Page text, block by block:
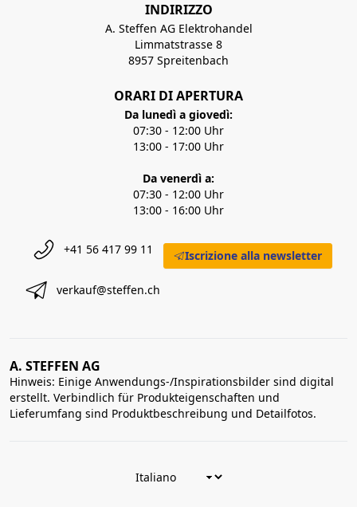
INDIRIZZO
A. Steffen AG Elektrohandel
Limmatstrasse 8
8957 Spreitenbach
ORARI DI APERTURA
Da lunedì a giovedì:
07:30 - 12:00 Uhr
13:00 - 17:00 Uhr
Da venerdì a:
07:30 - 12:00 Uhr
13:00 - 16:00 Uhr
+41 56 417 99 11
verkauf@steffen.ch
Iscrizione alla newsletter
A. STEFFEN AG
Hinweis: Einige Anwendungs-/Inspirationsbilder sind digital
erstellt. Verbindlich für Produkteigenschaften und
Lieferumfang sind Produktbeschreibung und Detailfotos.